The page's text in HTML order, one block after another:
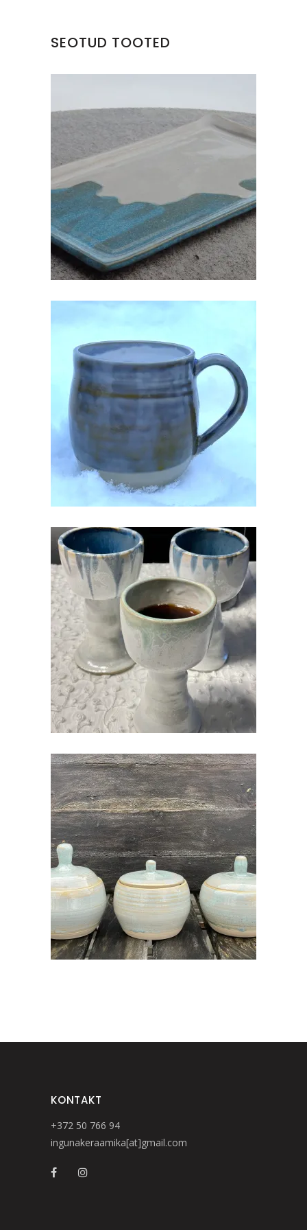
SEOTUD TOOTED
KERAAMILINE KANDILINE VAAGEN
KRUUS KERAAMILINE KÄSITÖÖ
€20.00
KERAAMILINE POKAAL
€25.00
KERAAMILINE SUHKRUTOOS
€35.00
KONTAKT
+372 50 766 94
ingunakeraamika[at]gmail.com